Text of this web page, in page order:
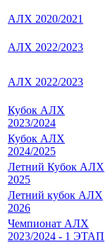
АЛХ 2020/2021
АЛХ 2022/2023
АЛХ 2022/2023
Кубок АЛХ
2023/2024
Кубок АЛХ
2024/2025
Летний Кубок АЛХ
2025
Летний кубок АЛХ
2026
Чемпионат АЛХ
2023/2024 - 1 ЭТАП